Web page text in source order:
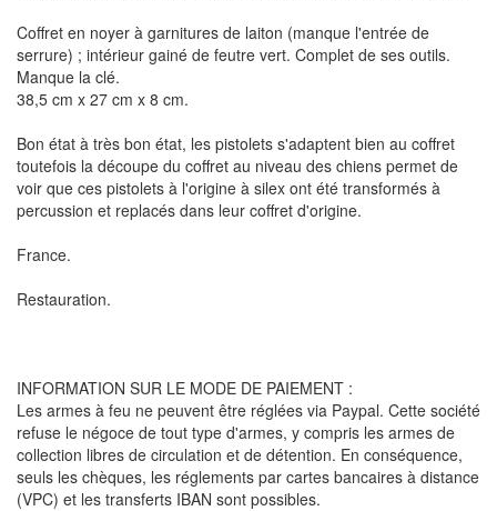
Coffret en noyer à garnitures de laiton (manque l'entrée de
serrure) ; intérieur gainé de feutre vert. Complet de ses outils.
Manque la clé.
38,5 cm x 27 cm x 8 cm.
Bon état à très bon état, les pistolets s'adaptent bien au coffret
toutefois la découpe du coffret au niveau des chiens permet de
voir que ces pistolets à l'origine à silex ont été transformés à
percussion et replacés dans leur coffret d'origine.
France.
Restauration.
INFORMATION SUR LE MODE DE PAIEMENT :
Les armes à feu ne peuvent être réglées via Paypal. Cette société
refuse le négoce de tout type d'armes, y compris les armes de
collection libres de circulation et de détention. En conséquence,
seuls les chèques, les réglements par cartes bancaires à distance
(VPC) et les transferts IBAN sont possibles.